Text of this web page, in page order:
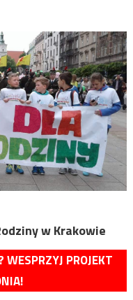
w Krakowie
WESPRZYJ PROJEKT